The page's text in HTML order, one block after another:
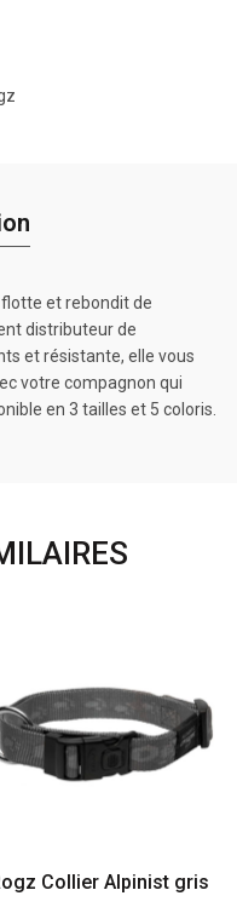
flotte et rebondit de
distributeur de
et résistante, elle vous
votre compagnon qui
en 3 tailles et 5 coloris.
Collier Alpinist gris